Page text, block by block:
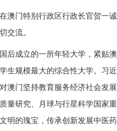
澳门特别行政区行政长官贺一
交流。
后成立的一所年轻大学，紧贴
生规模最大的综合性大学。习
澳门坚持教育服务经济社会发
量研究、月球与行星科学国家
明的瑰宝，传承创新发展中医